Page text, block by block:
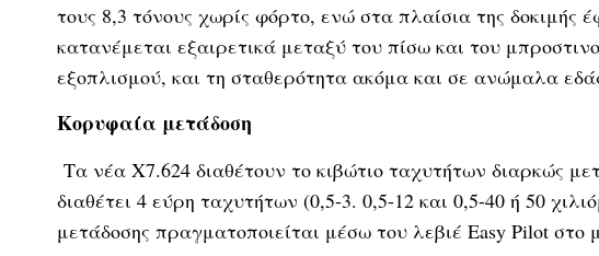
τους 8,3 τόνους χωρίς φόρτο, ενώ στα πλαίσια της δοκιμής
κατανέμεται εξαιρετικά μεταξύ του πίσω και του
εξοπλισμού, και τη σταθερότητα ακόμα και σε ανώμαλα
Κορυφαία μετάδοση
Τα νέα X7.624 διαθέτουν το κιβώτιο ταχυτήτων διαρκώς
διαθέτει 4 εύρη ταχυτήτων (0,5-3. 0,5-12 και 0,5-40 ή 50
μετάδοσης πραγματοποιείται μέσω του λεβιέ Easy Pilot στο